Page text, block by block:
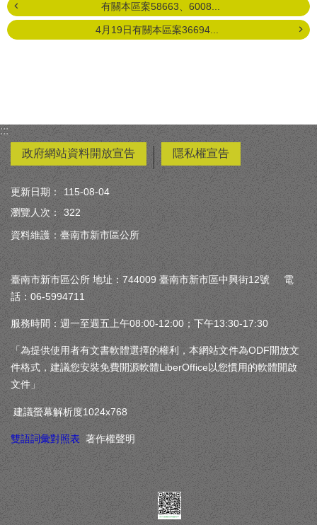
有關本區案58663、6008...
4月19日有關本區案36694...
:::
政府網站資料開放宣告
隱私權宣告
更新日期：
115-08-04
瀏覽人次：
322
資料維護：臺南市新市區公所
臺南市新市區公所 地址：744009 臺南市新市區中興街12號 電
話：06-5994711
服務時間：週一至週五上午08:00-12:00；下午13:30-17:30
「為提供使用者有文書軟體選擇的權利，本網站文件為ODF開放文
件格式，建議您安裝免費開源軟體LiberOffice以您慣用的軟體開啟
文件」
建議螢幕解析度1024x768
雙語詞彙對照表 著作權聲明